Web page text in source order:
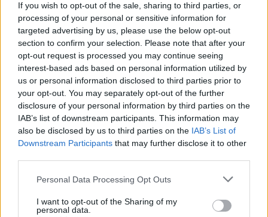
If you wish to opt-out of the sale, sharing to third parties, or
processing of your personal or sensitive information for
targeted advertising by us, please use the below opt-out
section to confirm your selection. Please note that after your
opt-out request is processed you may continue seeing
interest-based ads based on personal information utilized by
us or personal information disclosed to third parties prior to
your opt-out. You may separately opt-out of the further
disclosure of your personal information by third parties on the
IAB’s list of downstream participants. This information may
also be disclosed by us to third parties on the IAB’s List of
Downstream Participants that may further disclose it to other
Personal Data Processing Opt Outs
I want to opt-out of the Sharing of my
personal data.
«Είναι δεδομένο ότι το τελευταίο διάστημα
προκλήσεις, πρωτόγνωρου χαρακτήρα, οι οποίες
περίοδο αυτή η εναρμόνιση των εθνικών πολιτικών